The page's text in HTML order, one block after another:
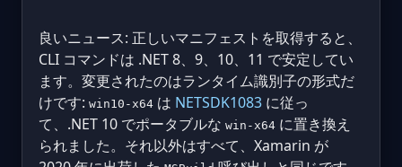
良いニュース: 正しいマニフェストを取得すると、
CLI コマンドは .NET 8、9、10、11 で安定してい
ます。変更されたのはランタイム識別子の形式だ
けです: win10-x64 は NETSDK1083 に従っ
て、.NET 10 でポータブルな win-x64 に置き換え
られました。それ以外はすべて、Xamarin が